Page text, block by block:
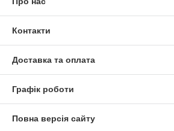
Контакти
Доставка та оплата
Графік роботи
Повна версія сайту